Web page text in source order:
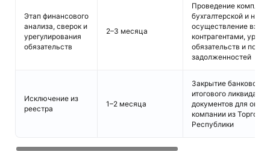
Этап финансового
анализа, сверок и
урегулирования
обязательств
2–3 месяца
Проведение
бухгалтерской и
осуществление
контрагентами,
обязательств и
задолженностей
Исключение из
реестра
1–2 месяца
Закрытие
итогового
документов для
компании из
Республики